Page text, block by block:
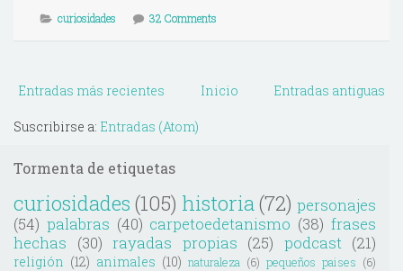
curiosidades 32 Comments
Entradas más recientes Entradas antiguas
Inicio
Suscribirse a: Entradas (Atom)
Tormenta de etiquetas
curiosidades (105) historia(72) personajes
(54) palabras (40) carpetoedetanismo (38) frases
hechas
(30) rayadas propias (25) podcast (21)
religión (12) animales (10) naturaleza (6) pequeños paises (6)